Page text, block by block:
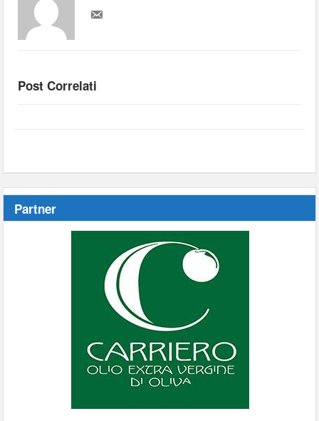
Post Correlati
Partner